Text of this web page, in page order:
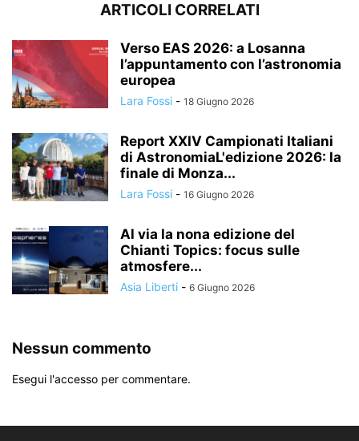
ARTICOLI CORRELATI
Verso EAS 2026: a Losanna
l’appuntamento con l’astronomia
europea
Lara Fossi - 18 Giugno 2026
Report XXIV Campionati Italiani
di AstronomiaL'edizione 2026: la
finale di Monza...
Lara Fossi - 16 Giugno 2026
Al via la nona edizione del
Chianti Topics: focus sulle
atmosfere...
Asia Liberti - 6 Giugno 2026
Nessun commento
Esegui l'accesso per commentare.